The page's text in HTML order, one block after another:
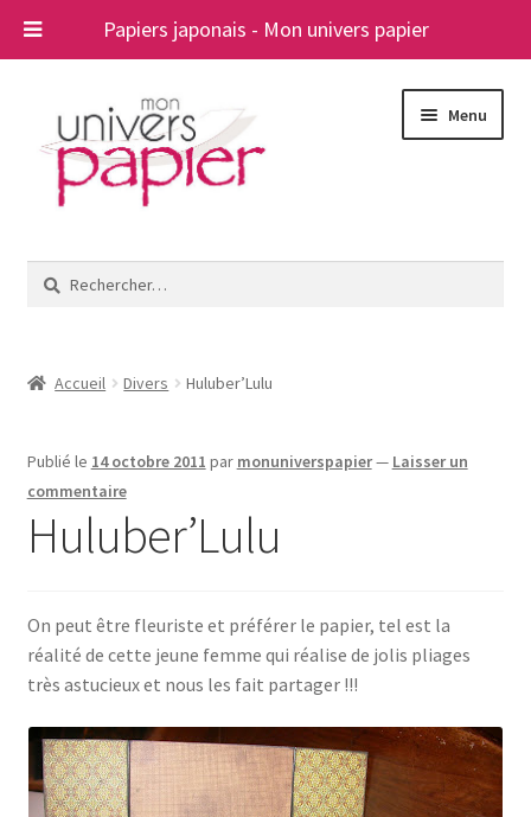
Papiers japonais - Mon univers papier
navigation
contenu
Menu
le
A propos
Rechercher :
Accueil Divers Huluber’Lulu
Publié le 14 octobre 2011 par monuniverspapier— Laisser un
commentaire
Huluber’Lulu
On peut être fleuriste et préférer le papier, tel est la
réalité de cette jeune femme qui réalise de jolis pliages
très astucieux et nous les fait partager !!!